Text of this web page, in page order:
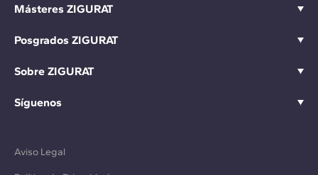
Másteres ZIGURAT
Posgrados ZIGURAT
Sobre ZIGURAT
Síguenos
Aviso Legal